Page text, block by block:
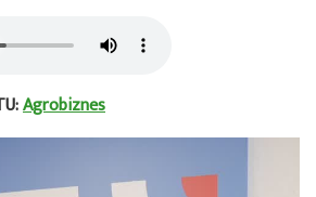
Agrobiznes